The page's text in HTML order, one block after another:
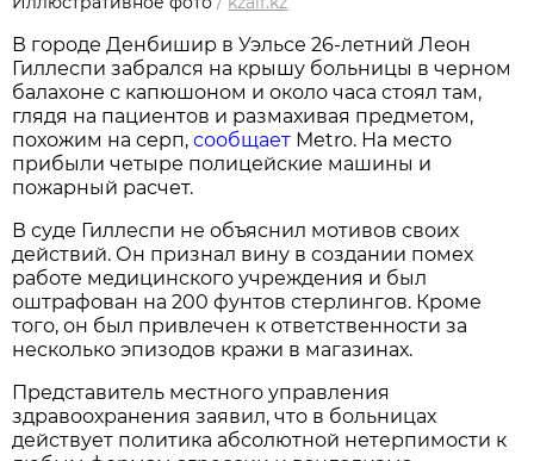
В городе Денбишир в Уэльсе 26-летний Леон
Гиллеспи забрался на крышу больницы в черном
балахоне с капюшоном и около часа стоял там,
глядя на пациентов и размахивая предметом,
похожим на серп,сообщает Metro. На место
прибыли четыре полицейские машины и
пожарный расчет.
В суде Гиллеспи не объяснил мотивов своих
действий. Он признал вину в создании помех
работе медицинского учреждения и был
оштрафован на 200 фунтов стерлингов. Кроме
того, он был привлечен к ответственности за
несколько эпизодов кражи в магазинах.
Представитель местного управления
здравоохранения заявил, что в больницах
действует политика абсолютной нетерпимости к